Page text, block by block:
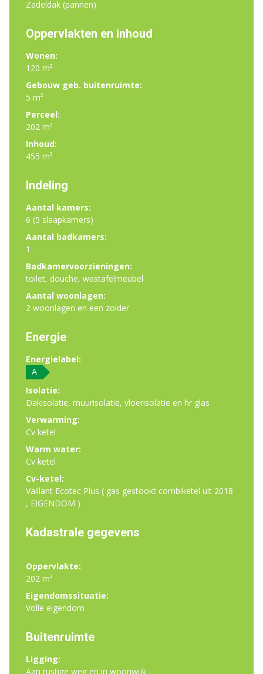
Zadeldak (pannen)
Oppervlakten en inhoud
Wonen:
120 m²
Gebouw geb. buitenruimte:
5 m²
Perceel:
202 m²
Inhoud:
455 m³
Indeling
Aantal kamers:
6 (5 slaapkamers)
Aantal badkamers:
1
Badkamervoorzieningen:
toilet, douche, wastafelmeubel
Aantal woonlagen:
2 woonlagen en een zolder
Energie
Energielabel:
A
Isolatie:
Dakisolatie, muurisolatie, vloerisolatie en hr glas
Verwarming:
Cv ketel
Warm water:
Cv ketel
Cv-ketel:
Vaillant Ecotec Plus ( gas gestookt combiketel uit 2018
, EIGENDOM )
Kadastrale gegevens
Oppervlakte:
202 m²
Eigendomssituatie:
Volle eigendom
Buitenruimte
Ligging:
Aan rustige weg en in woonwijk